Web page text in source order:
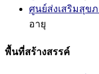
ศูนย์ส่งเสริมสุข
อายุ
พื้นที่สร้างสรรค์